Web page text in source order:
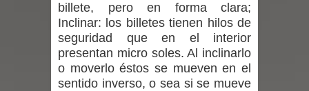
Seremi de Desarrollo Social y Familia
mantiene despliegue para apoyar a
niños y adolescentes durante la
billete, pero en forma clara;
Inclinar: los billetes tienen hilos de
seguridad que en el interior
presentan micro soles. Al inclinarlo
o moverlo éstos se mueven en el
sentido inverso, o sea si se mueve